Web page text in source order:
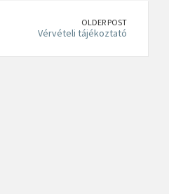
OLDER POST
Vérvételi tájékoztató